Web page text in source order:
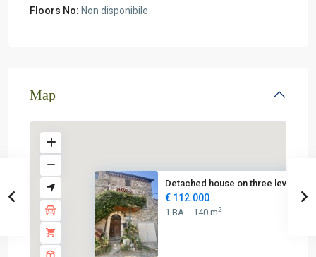
Floors No: Non disponibile
Map
€ 112K
Detached house on three levels...
€ 112.000
1 BA 140 m2